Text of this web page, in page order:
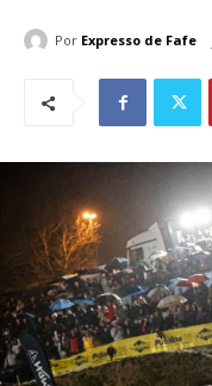
Por Expresso de Fafe